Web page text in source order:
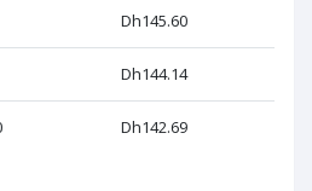
Dh145.60
Dh144.14
Dh142.69